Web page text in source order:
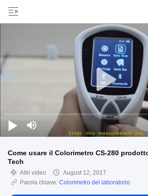
Come usare il Colorimetro CS-280
Tech
Altri video
August 12, 2017
Parola chiave: Colorimetro del laboratorio